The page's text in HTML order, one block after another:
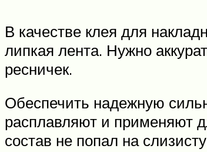
В качестве клея для
липкая лента. Нужно
ресничек.
Обеспечить надежную
расплавляют и применяют
состав не попал на